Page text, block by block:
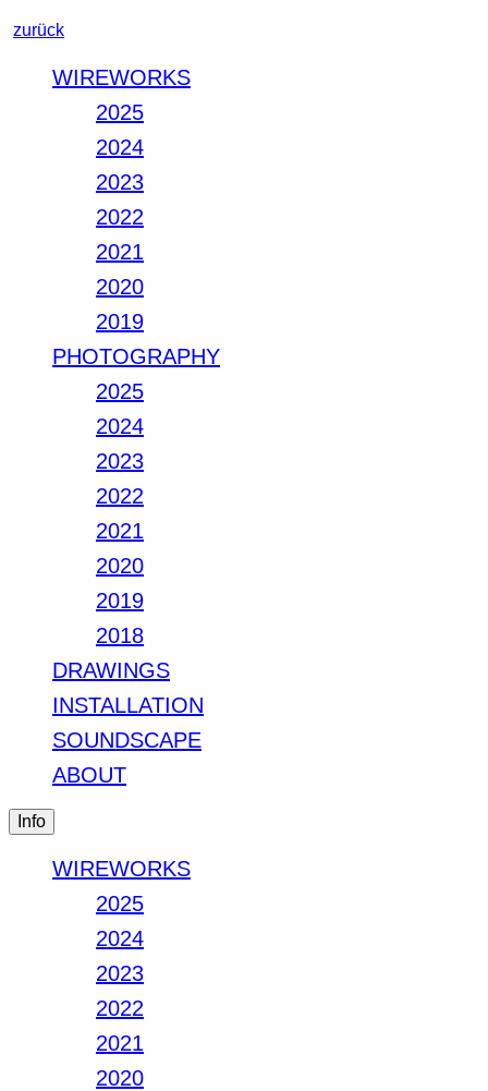
zurück
WIREWORKS
2025
2024
2023
2022
2021
2020
2019
PHOTOGRAPHY
2025
2024
2023
2022
2021
2020
2019
2018
DRAWINGS
INSTALLATION
SOUNDSCAPE
ABOUT
Info
WIREWORKS
2025
2024
2023
2022
2021
2020